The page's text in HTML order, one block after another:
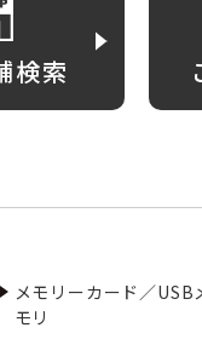
検索
メモリーカード／USB
モリ